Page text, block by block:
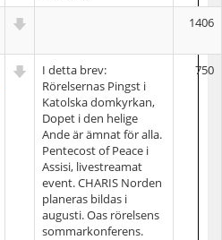
1406
I detta brev:
Rörelsernas Pingst i
Katolska domkyrkan,
Dopet i den helige
Ande är ämnat för alla.
Pentecost of Peace i
Assisi, livestreamat
event. CHARIS Norden
planeras bildas i
augusti. Oas rörelsens
sommarkonferens.
750